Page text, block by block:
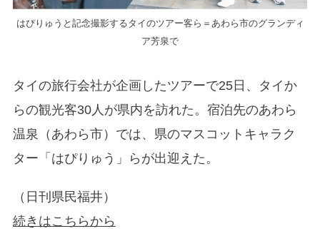
はぴりゅうと記念撮影するタイのツアー客ら＝あわら市のグランディ
ア芳泉で
タイの旅行会社が企画したツアーで25日、タイか
らの観光客30人が県内を訪れた。宿泊先のあわら
温泉（あわら市）では、県のマスコットキャラク
ター「はぴりゅう」らが出迎えた。
（日刊県民福井）
続きはこちらから